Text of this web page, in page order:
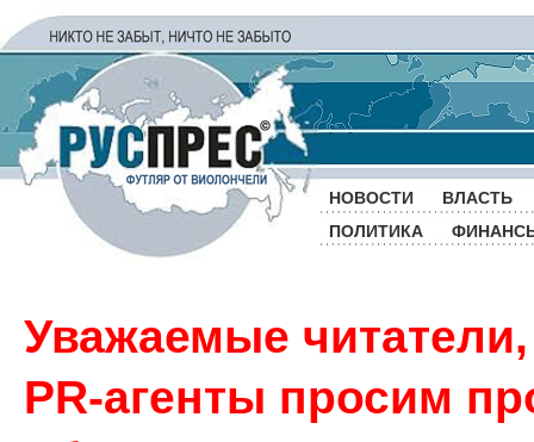
НОВОСТИ
ВЛАСТЬ
ПОЛИТИКА
Уважаемые
PR-агенты просим